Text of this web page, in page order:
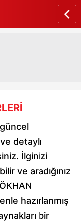
detaylı
İlginizi
ve aradığınız
hazırlanmış
bir